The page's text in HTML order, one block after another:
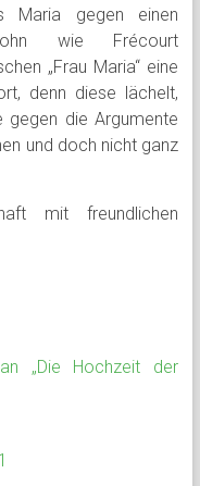
Maria gegen einen
wie Frécourt
„Frau Maria“ eine
denn diese lächelt,
gegen die Argumente
und doch nicht ganz
mit freundlichen
„Die Hochzeit der